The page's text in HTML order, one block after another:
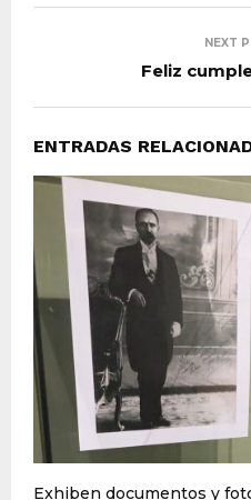
NEXT
Feliz
ENTRADAS
Exhiben documentos y